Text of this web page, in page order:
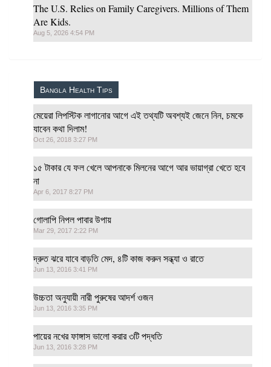
The U.S. Relies on Family Caregivers. Millions of Them
Are Kids.
Aug 5, 2026 4:54 PM
Bangla Health Tips
মেয়েরা লিপস্টিক লাগানোর আগে এই তথ্যটি অবশ্যই জেনে নিন, চমকে
যাবেন কথা দিলাম!
Oct 26, 2018 3:27 PM
১৫ টাকার যে ফল খেলে আপনাকে মিলনের আগে আর ভায়াগ্রা খেতে হবে
না
Apr 6, 2017 8:27 PM
গোলাপি নিপল পাবার উপায়
Mar 29, 2017 2:22 PM
দ্রুত ঝরে যাবে বাড়তি মেদ, ৪টি কাজ করুন সন্ধ্যা ও রাতে
Jun 13, 2016 3:41 PM
উচ্চতা অনুযায়ী নারী পুরুষের আদর্শ ওজন
Jun 13, 2016 3:35 PM
পায়ের নখের ফাঙ্গাস ভালো করার ৩টি পদ্ধতি
Jun 13, 2016 3:28 PM